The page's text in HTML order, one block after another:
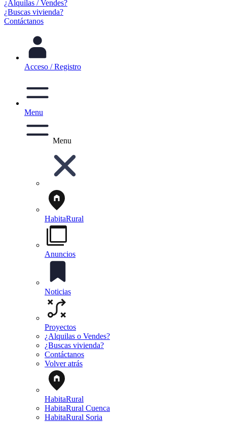
¿Alquilas / Vendes?
¿Buscas vivienda?
Contáctanos
Acceso / Registro
Menu
Menu
HabitaRural
Anuncios
Noticias
Proyectos
¿Alquilas o Vendes?
¿Buscas vivienda?
Contáctanos
Volver atrás
HabitaRural
HabitaRural Cuenca
HabitaRural Soria